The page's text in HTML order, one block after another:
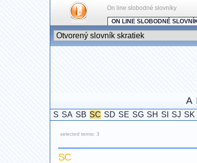
On line slobodné slovníky
ON LINE SLOBODNÉ
A
S SA SB SC SD SE SG SH SI SJ SK
selected terms: 3
SC